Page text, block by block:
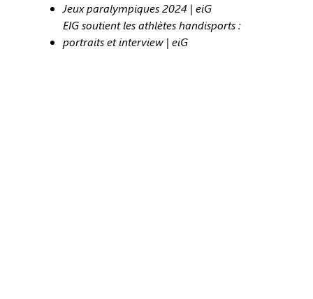
Jeux paralympiques 2024 | eiG
EIG soutient les athlètes handisports :
portraits et interview | eiG